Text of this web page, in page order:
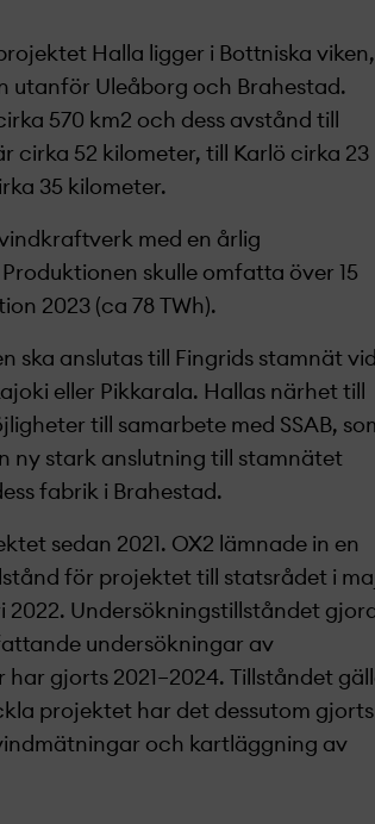
et Halla ligger i Bottniska viken,
utanför Uleåborg och Brahestad.
570 km2 och dess avstånd till
cirka 52 kilometer, till Karlö cirka 23
35 kilometer.
med en årlig
skulle omfatta över 15
2023 (ca 78 TWh).
ska anslutas till Fingrids stamnät vid
eller Pikkarala. Hallas närhet till
till samarbete med SSAB,
ny stark anslutning till stamnätet
fabrik i Brahestad.
sedan 2021. OX2 lämnade in en
för projekt­et till statsrådet i
2022. Undersökningstillståndet
undersökningar av
gjorts 2021 –2024. Tillståndet
projekt­et har det dessutom gjorts
och kartläggning av